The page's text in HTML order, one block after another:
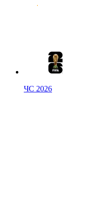
ЧС 2026